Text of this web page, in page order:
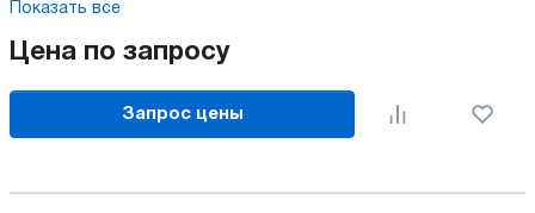
Показать все
Цена по запросу
Запрос цены